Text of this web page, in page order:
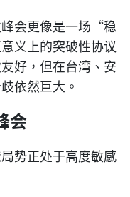
峰会更像是一场“稳
义上的突破性协议
好，但在台湾、安
依然巨大。
会
势正处于高度敏感